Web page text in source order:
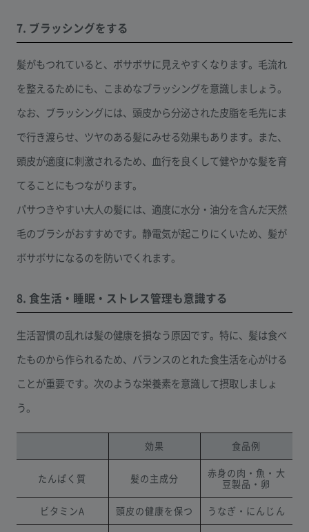
7. ブラッシングをする
髪がもつれていると、ボサボサに見えやすくなります。毛流れ
を整えるためにも、こまめなブラッシングを意識しましょう。
なお、ブラッシングには、頭皮から分泌された皮脂を毛先にま
で行き渡らせ、ツヤのある髪にみせる効果もあります。また、
頭皮が適度に刺激されるため、血行を良くして健やかな髪を育
てることにもつながります。
パサつきやすい大人の髪には、適度に水分・油分を含んだ天然
毛のブラシがおすすめです。静電気が起こりにくいため、髪が
ボサボサになるのを防いでくれます。
8. 食生活・睡眠・ストレス管理も意識する
生活習慣の乱れは髪の健康を損なう原因です。特に、髪は食べ
たものから作られるため、バランスのとれた食生活を心がける
ことが重要です。次のような栄養素を意識して摂取しましょ
う。
効果 食品例
たんぱく質 髪の主成分
赤身の肉・魚・大
豆製品・卵
ビタミンA 頭皮の健康を保つ うなぎ・にんじん